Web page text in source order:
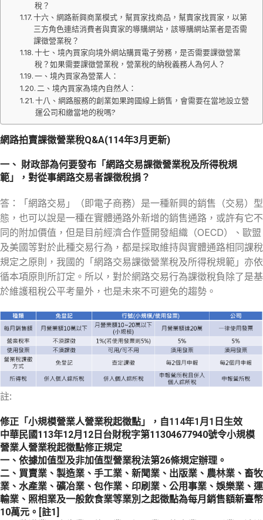
稅？
十六、網路新興商業模式，幫買家找商品，幫賣家找買家，以第
三方角色連結消費者與賣家的導購網站，該導購網站業者是否需
課徵營業稅？
十七、境內買家向境外網站購買電子勞務，是否需要課徵營業
稅？如果需要課徵營業稅，營業稅的納稅義務人為何人？
一、境內買家為營業人：
二、境內買家為境內自然人：
十八、網路服務的創業如果跨國線上銷售，會需要在當地設立營
運公司和繳當地的稅嗎?
網路拍賣課徵營業稅Q&A(114年3月更新)
一、 財政部為何要發布「網路交易課徵營業稅及所得稅規
範」，對從事網路交易者課徵稅捐？
答：「網路交易」（即電子商務）是一種新興的銷售（交易）型
態，也可以說是一種在實體通路外新增的銷售通路，或許有它不
同的附加價值，但是目前經濟合作暨開發組織（OECD）、歐盟
及美國等對於此種交易行為，都是採取維持與實體通路相同課稅
規定之原則，我國的「網路交易課徵營業稅及所得稅規範」亦依
循本項原則所訂定。所以，對於網路交易行為課徵稅負除了是基
於維護租稅公平考量外，也是未來不可避免的趨勢。
註:
修正「小規模營業人營業稅起徵點」，自114年1月1日生效
中華民國113年12月12日台財稅字第11304677940號令小規模
營業人營業稅起徵點修正規定
一、依據加值型及非加值型營業稅法第26條規定辦理。
二、買賣業、製造業、手工業、新聞業、出版業、農林業、畜牧
業、水產業、礦冶業、包作業、印刷業、公用事業、娛樂業、運
輸業、照相業及一般飲食業等業別之起徵點為每月銷售額新臺幣
10萬元。[註1]